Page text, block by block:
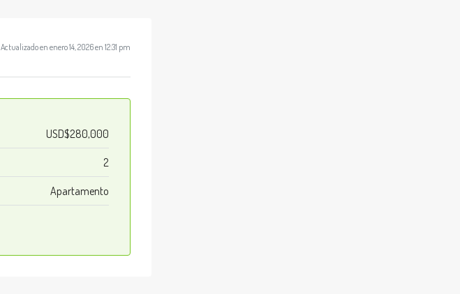
Actualizado en enero 14, 2026 en 12:31 pm
USD$280,000
2
Apartamento